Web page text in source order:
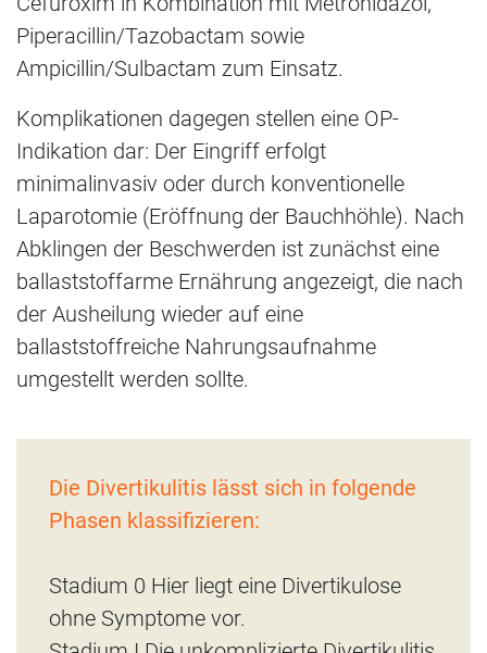
Piperacillin/Tazobactam sowie
Ampicillin/Sulbactam zum Einsatz.
Komplikationen dagegen stellen eine OP-
Indikation dar: Der Eingriff erfolgt
minimalinvasiv oder durch konventionelle
Laparotomie (Eröffnung der Bauchhöhle). Nach
Abklingen der Beschwerden ist zunächst eine
ballaststoffarme Ernährung angezeigt, die nach
der Ausheilung wieder auf eine
ballaststoffreiche Nahrungsaufnahme
umgestellt werden sollte.
Die Divertikulitis lässt sich in folgende
Phasen klassifizieren:
Stadium 0 Hier liegt eine Divertikulose
ohne Symptome vor.